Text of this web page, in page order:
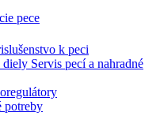
pece
k peci
Servis pecí a nahradné
potreby